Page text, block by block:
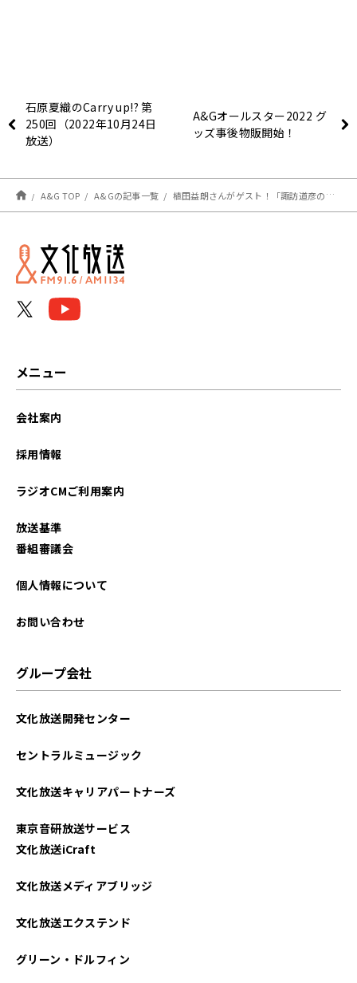
石原夏織のCarry up!? 第
250回（2022年10月24日
放送）
A&Gオールスター2022 グ
ッズ事後物販開始！
A&G TOP A&Gの記事一覧 植田益朗さんがゲスト！「諏訪道彦のスワラジ」
メニュー
会社案内
採用情報
ラジオCMご利用案内
放送基準
番組審議会
個人情報について
お問い合わせ
グループ会社
文化放送開発センター
セントラルミュージック
文化放送キャリアパートナーズ
東京音研放送サービス
文化放送iCraft
文化放送メディアブリッジ
文化放送エクステンド
グリーン・ドルフィン